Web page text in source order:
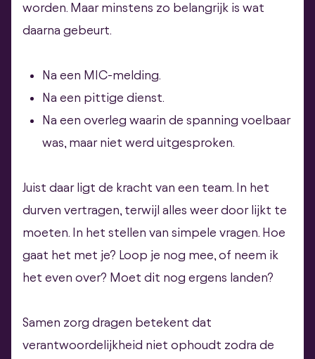
worden. Maar minstens zo belangrijk is wat
daarna gebeurt.
Na een MIC-melding.
Na een pittige dienst.
Na een overleg waarin de spanning voelbaar
was, maar niet werd uitgesproken.
Juist daar ligt de kracht van een team. In het
durven vertragen, terwijl alles weer door lijkt te
moeten. In het stellen van simpele vragen. Hoe
gaat het met je? Loop je nog mee, of neem ik
het even over? Moet dit nog ergens landen?
Samen zorg dragen betekent dat
verantwoordelijkheid niet ophoudt zodra de